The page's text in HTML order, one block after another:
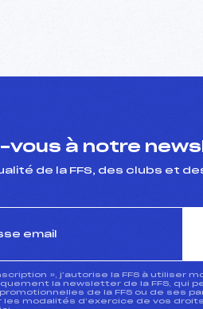
vous à notre
de la FFS, des clubs et
», j’autorise la FFS à utiliser
la newsletter de la FFS, qui
de la FFS ou de ses
les modalités d’exercice de vos